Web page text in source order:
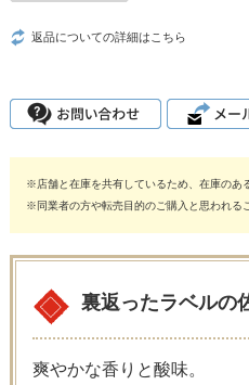
返品についての詳細はこちら
※店舗と在庫を共有しているため、在庫のあ
※同業者の方や転売目的のご購入と思われる
裏返ったラベルの
爽やかな香りと酸味。